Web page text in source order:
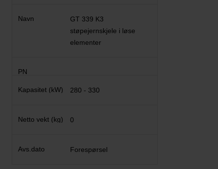
GT 339 K3
støpejernskjele i løse
elementer
280 - 330
0
Forespørsel